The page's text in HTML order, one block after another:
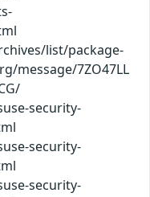
list/package-
message/7ZO47LL
security-
security-
security-